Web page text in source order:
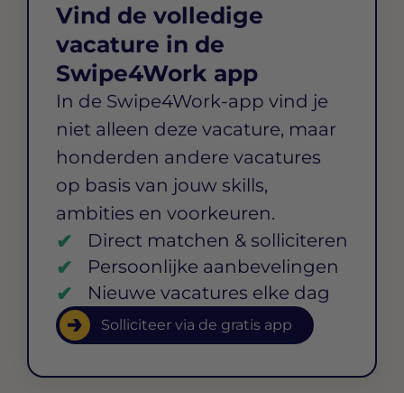
Vind de volledige
vacature in de
Swipe4Work app
In de Swipe4Work-app vind je
niet alleen deze vacature, maar
honderden andere vacatures
op basis van jouw skills,
ambities en voorkeuren.
Direct matchen & solliciteren
Persoonlijke aanbevelingen
Nieuwe vacatures elke dag
Solliciteer via de gratis app